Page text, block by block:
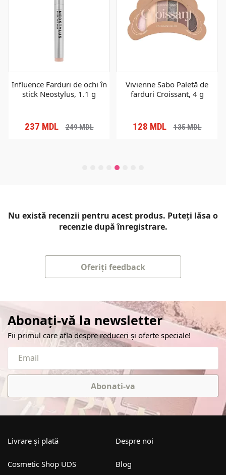
Influence Farduri de ochi în
stick Neostylus, 1.1 g
237 MDL 249MDL
Vivienne Sabo Paletă de
farduri Croissant, 4 g
128 MDL 135MDL
Nu există recenzii pentru acest produs. Puteți lăsa o
recenzie după înregistrare.
Oferiți feedback
Abonați-vă la newsletter
Fii primul care afla despre reduceri și oferte speciale!
Abonati-va
Livrare și plată
Cosmetic Shop UDS
Despre noi
Blog